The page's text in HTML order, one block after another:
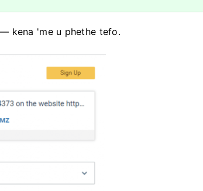
kena 'me u phethe tefo.